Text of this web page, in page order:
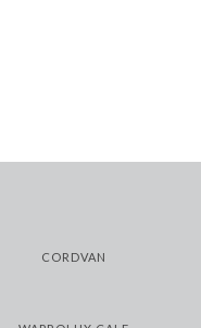
CORDVAN